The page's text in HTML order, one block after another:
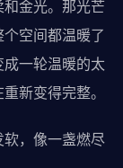
金光。那光芒
空间都温暖了
一轮温暖的太
新变得完整。
，像一盏燃尽